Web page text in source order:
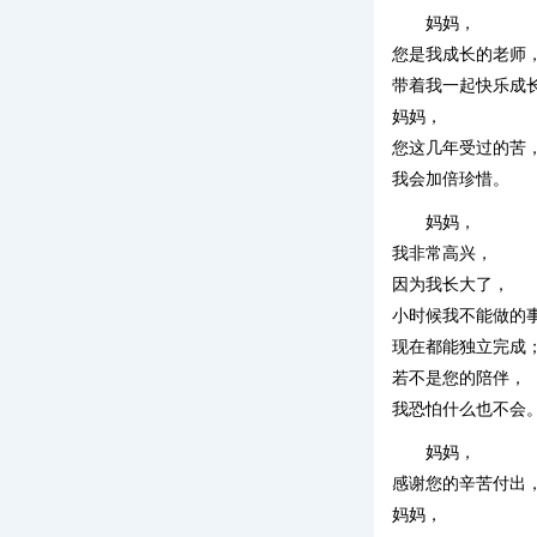
妈妈，
您是我成长的老师，
带着我一起快乐成
妈妈，
您这几年受过的苦，
我会加倍珍惜。
妈妈，
我非常高兴，
因为我长大了，
小时候我不能做的
现在都能独立完成；
若不是您的陪伴，
我恐怕什么也不会。
妈妈，
感谢您的辛苦付出，
妈妈，